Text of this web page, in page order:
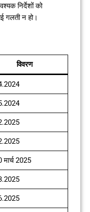
निर्देशों को
गलती न हो।
विवरण
मार्च 2025